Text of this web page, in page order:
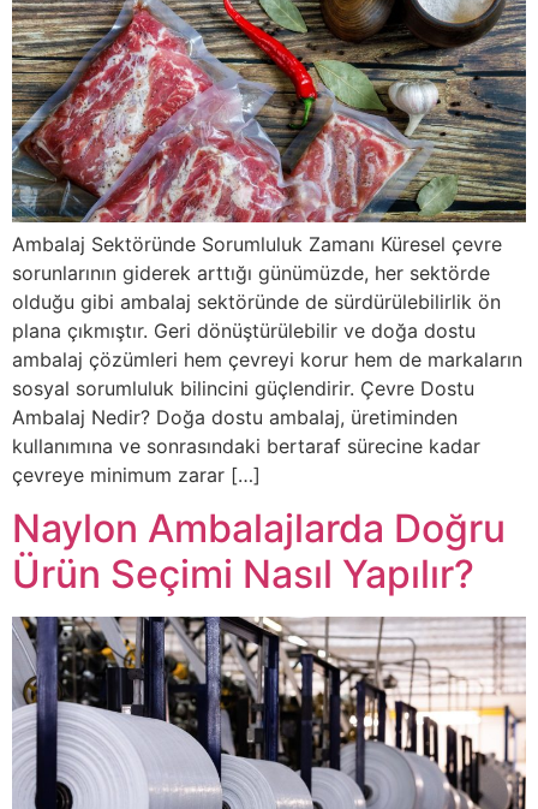
Ambalaj Sektöründe Sorumluluk Zamanı Küresel çevre
sorunlarının giderek arttığı günümüzde, her sektörde
olduğu gibi ambalaj sektöründe de sürdürülebilirlik ön
plana çıkmıştır. Geri dönüştürülebilir ve doğa dostu
ambalaj çözümleri hem çevreyi korur hem de markaların
sosyal sorumluluk bilincini güçlendirir. Çevre Dostu
Ambalaj Nedir? Doğa dostu ambalaj, üretiminden
kullanımına ve sonrasındaki bertaraf sürecine kadar
çevreye minimum zarar […]
Naylon Ambalajlarda Doğru
Ürün Seçimi Nasıl Yapılır?